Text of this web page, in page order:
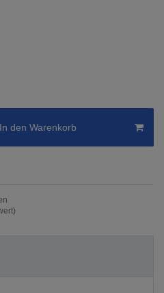
In den Warenkorb